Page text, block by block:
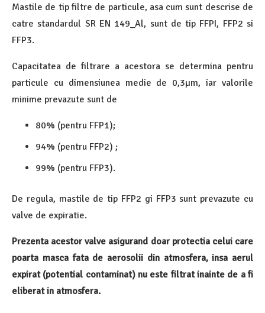
Mastile de tip filtre de particule, asa cum sunt descrise de
catre standardul SR EN 149_Al, sunt de tip FFPI, FFP2 si
FFP3.
Capacitatea de filtrare a acestora se determina pentru
particule cu dimensiunea medie de 0,3µm, iar valorile
minime prevazute sunt de
80% (pentru FFP1);
94% (pentru FFP2) ;
99% (pentru FFP3).
De regula, mastile de tip FFP2 gi FFP3 sunt prevazute cu
valve de expiratie.
Prezenta acestor valve asigurand doar protectia celui care
poarta masca fata de aerosolii din atmosfera, insa aerul
expirat (potential contaminat) nu este filtrat inainte de a fi
eliberat in atmosfera.